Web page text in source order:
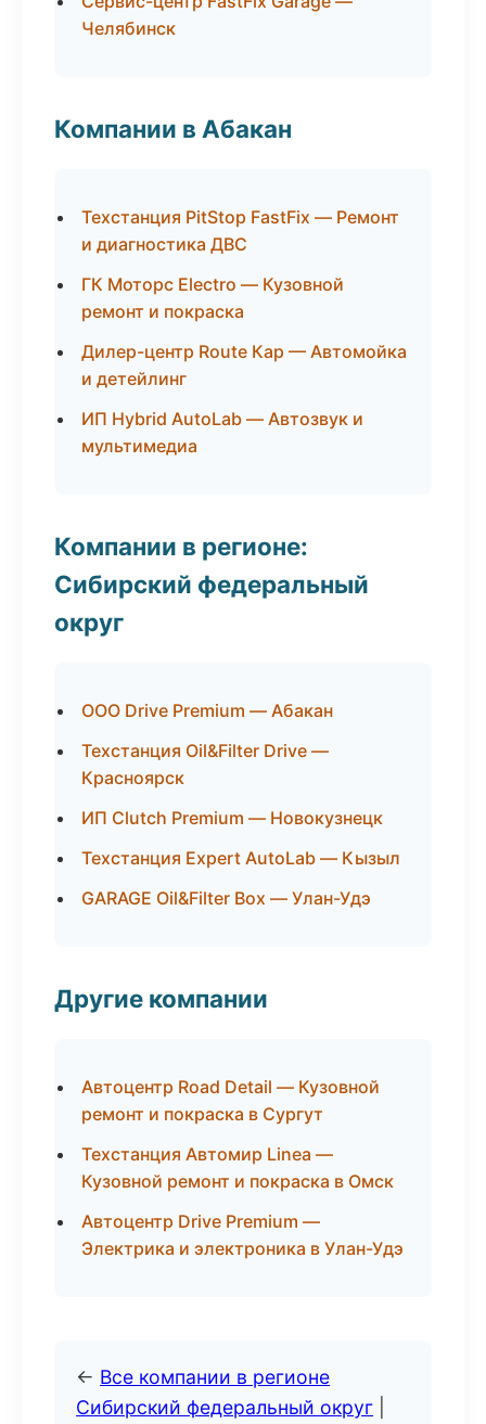
Челябинск
Компании в Абакан
Техстанция PitStop FastFix — Ремонт
и диагностика ДВС
ГК Моторс Electro — Кузовной
ремонт и покраска
Дилер-центр Route Кар — Автомойка
и детейлинг
ИП Hybrid AutoLab — Автозвук и
мультимедиа
Компании в регионе:
Сибирский федеральный
округ
ООО Drive Premium — Абакан
Техстанция Oil&Filter Drive —
Красноярск
ИП Clutch Premium — Новокузнецк
Техстанция Expert AutoLab — Кызыл
GARAGE Oil&Filter Box — Улан-Удэ
Другие компании
Автоцентр Road Detail — Кузовной
ремонт и покраска в Сургут
Техстанция Автомир Linea —
Кузовной ремонт и покраска в Омск
Автоцентр Drive Premium —
Электрика и электроника в Улан-Удэ
← Все компании в регионе
Сибирский федеральный округ